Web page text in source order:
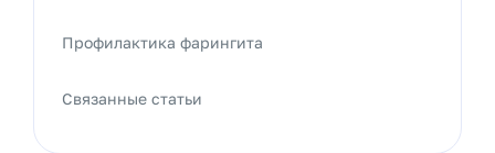
Профилактика фарингита
Связанные статьи